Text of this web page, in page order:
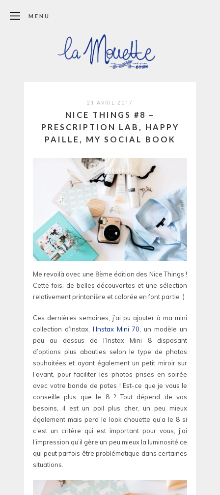
MENU
21 AVRIL 2017
NICE THINGS #8 –
PRESCRIPTION LAB, HAPPY
PAILLE, MY SOCIAL BOOK
Me revoilà avec une 8ème édition des Nice Things !
Cette fois, de belles découvertes et une sélection
relativement printanière et colorée en font partie :)
Ces dernières semaines, j’ai pu ajouter à ma mini
collection d’Instax, l’Instax Mini 70 , un modèle un
peu au dessus de l’Instax Mini 8 disposant
d’options plus abouties selon le type de photos
souhaitées et ayant également un petit miroir sur
l’avant, pour faciliter les photos prises en soirée
avec votre bande de potes ! Est-ce que je vous le
conseille plus que le 8 ? Tout dépend de vos
besoins, il est un poil plus cher, un peu mieux
également mais perd le look chouette qu’a le 8 si
c’est un critère qui est important pour vous, j’ai
l’impression qu’il gère un peu mieux la luminosité ce
qui peut parfois être problématique dans certaines
situations.